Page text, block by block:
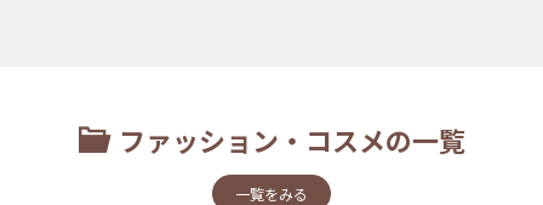
ファッション・コスメの一覧
一覧をみる